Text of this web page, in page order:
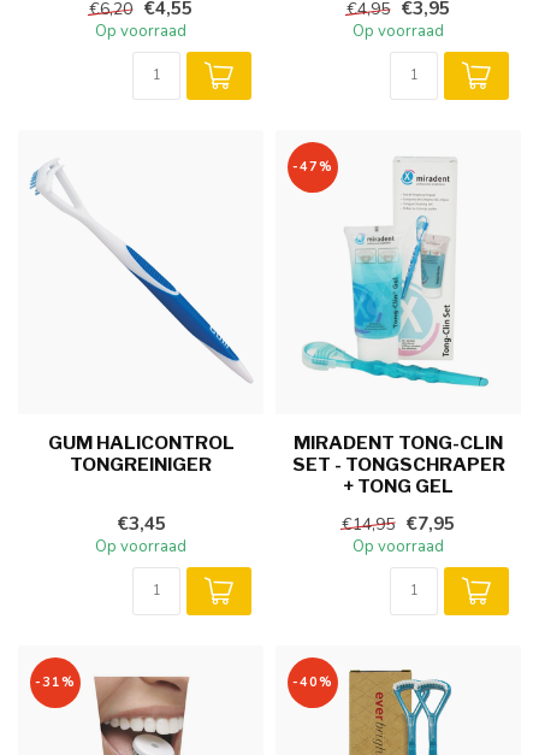
€6,20 €4,55
Op voorraad
€4,95 €3,95
Op voorraad
GUM HALICONTROL
TONGREINIGER
€3,45
Op voorraad
-47%
MIRADENT TONG-CLIN
SET - TONGSCHRAPER
+ TONG GEL
€14,95 €7,95
Op voorraad
-31% -40%